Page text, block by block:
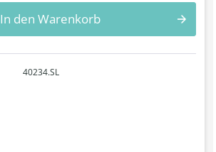
In den Warenkorb
40234.SL